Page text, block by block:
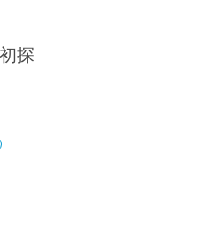
探